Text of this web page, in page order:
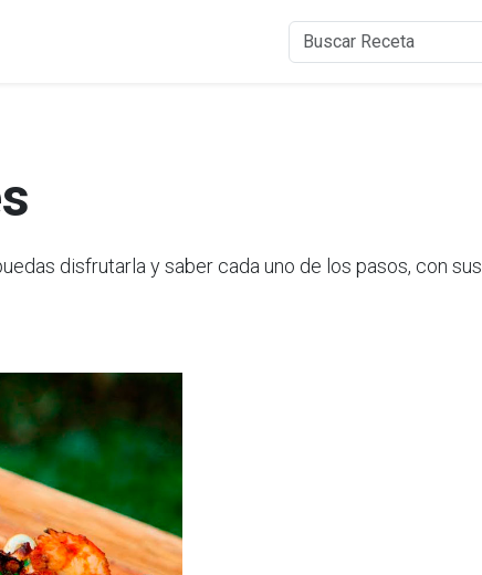
disfrutarla y saber cada uno de los pasos, con sus